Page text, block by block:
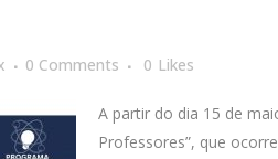
0 Comments 0 Likes
A partir do dia 15 de
Professores”, que